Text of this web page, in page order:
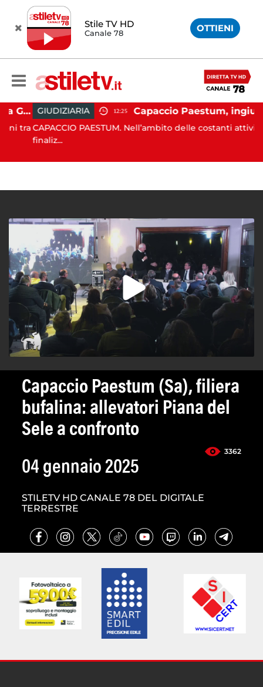
Stile TV HD
Canale 78 OTTIENI
Capaccio Paestum, istituita la Guardia Medica Turistica presso il Psaut di Piazza Santini
tra
GIUDIZIARIA 12:25 Capaccio Paestum, ingiurie alla Polizia Municipale sui social: indagato un cittadino
CAPACCIO PAESTUM. Nell’ambito delle costanti attività
finaliz...
Capaccio Paestum (Sa), filiera
bufalina: allevatori Piana del
Sele a confronto
3362
04 gennaio 2025
STILETV HD CANALE 78 DEL DIGITALE
TERRESTRE